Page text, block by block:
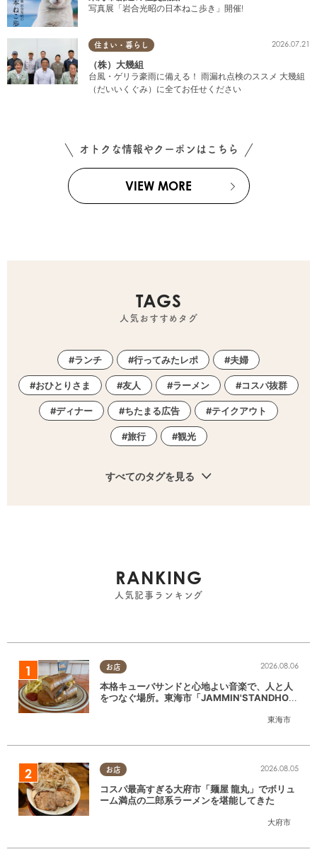
写真展「岩合光昭の日本ねこ歩き」開催!
住まい・暮らし 2026.07.21
（株）大幾組
台風・ゲリラ豪雨に備える！ 雨漏れ点検のススメ 大幾組
（だいいくぐみ）に全てお任せください
オトクな情報やクーポンはこちら
VIEW MORE
TAGS
人気おすすめタグ
ランチ 行ってみたレポ 夫婦
おひとりさま 友人 ラーメン コスパ抜群
ディナー ちたまる広告 テイクアウト
旅行 観光
すべてのタグを見る
RANKING
人気記事ランキング
お店
東海市
2026.08.06
本格キューバサンドと心地よい音楽で、人と人
をつなぐ場所。東海市「JAMMIN'STANDHOU
お店
大府市
2026.08.05
コスパ最高すぎる大府市「麺屋 龍丸」でボリュ
ーム満点の二郎系ラーメンを堪能してきた